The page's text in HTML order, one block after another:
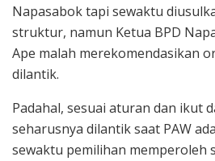
Napasabok tapi sewaktu
struktur, namun Ketua BPD
Ape malah merekomendasikan
dilantik.
Padahal, sesuai aturan dan ikut
seharusnya dilantik saat PAW
sewaktu pemilihan memperoleh